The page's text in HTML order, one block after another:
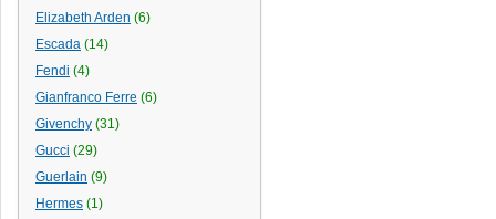
Dsquared2 (2)
Dune (2)
Dunhill
Dupont (7)
Durable
Duracell
Dyson
Ecotronic
2шт (1)
75мм
(1)
черн.
бордовый
оранж
Elizabeth Arden (6)
Escada (14)
Fendi (4)
Gianfranco Ferre (6)
Givenchy (31)
Gucci (29)
Guerlain (9)
Hermes (1)